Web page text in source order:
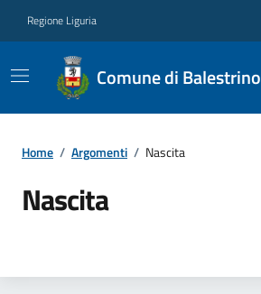
Regione Liguria
Comune di Balestrino
Home / Argomenti / Nascita
Nascita